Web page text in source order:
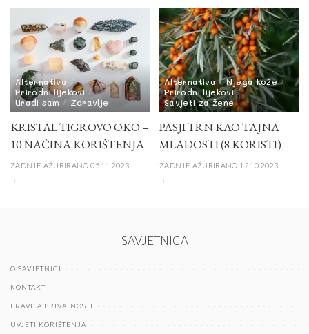
Alternativa
Prirodni lijekovi
Uradi sam
Zdravlje
KRISTAL TIGROVO OKO –
10 NAČINA KORIŠTENJA
ZADNJE AŽURIRANO 05.11.2023.
Alternativa
Njega kože
Prirodni lijekovi
Savjeti za žene
PASJI TRN KAO TAJNA
MLADOSTI (8 KORISTI)
ZADNJE AŽURIRANO 12.10.2023.
SAVJETNICA
O SAVJETNICI
KONTAKT
PRAVILA PRIVATNOSTI
UVJETI KORIŠTENJA